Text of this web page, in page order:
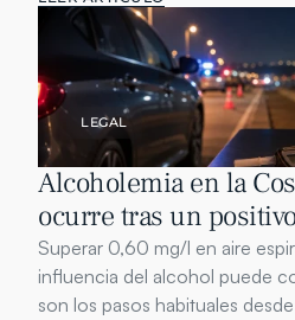
LEGAL
Alcoholemia en la
ocurre tras un
Superar 0,60 mg/l en aire
influencia del alcohol puede
son los pasos habituales